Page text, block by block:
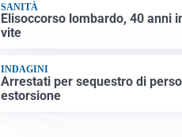
SANITÀ
Elisoccorso lombardo, 40 anni
vite
INDAGINI
Arrestati per sequestro di
estorsione